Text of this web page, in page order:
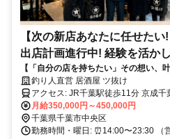
【次の新店あなたに任せた
出店計画進行中! 経験を活か
人運営で安定感も抜群!
【「自分の店を持ちたい」その想い、
する！そんな成長型の会社です⚡ 昇給
プも現実に。 あなたの経験が、次の出
釣り人直営 居酒屋 ツ抜け
アクセス: JR千葉駅徒歩11分 京成千葉駅徒歩12分 千葉都市モノレー
ル・栄町駅徒歩2分 当店は千葉駅からアクセスしやすい立地にあり、
通勤にも便利な環境です。JR総武線
葉都市モノレールなど複数路線が利
月給350,000円～450,000円
千葉県千葉市中央区
勤務時間・曜日: ⏰14:00〜23:30 （